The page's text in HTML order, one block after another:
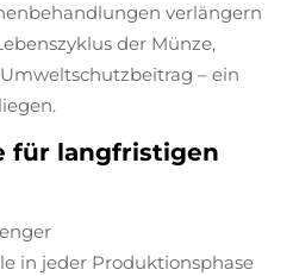
verlängern
der Münze,
– ein
für langfristigen
in jeder Produktionsphase